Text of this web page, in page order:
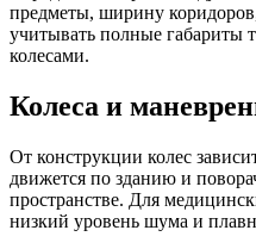
предметы, ширину
учитывать полные габариты
колесами.
Колеса и
От конструкции колес
движется по зданию и
пространстве. Для
низкий уровень шума и